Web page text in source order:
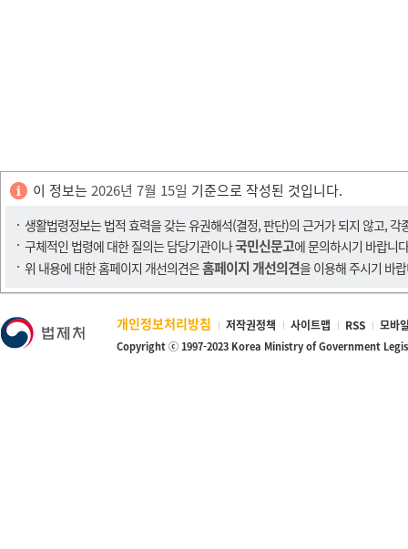
이 정보는 2026년 7월 15일 기준으로 작성된 것입니다.
생활법령정보는 법적 효력을 갖는 유권해석(결정, 판단)의 근거가 되지 않고,
구체적인 법령에 대한 질의는 담당기관이나국민신문고에 문의하시기 바랍니
위 내용에 대한 홈페이지 개선의견은홈페이지 개선의견을 이용해 주시기 바
개인정보처리방침 저작권정책 사이트맵 RSS 모바
Copyright ⓒ 1997-2023 Korea Ministry of Government